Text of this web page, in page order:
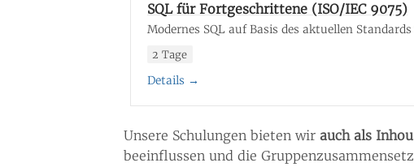
SQL für Fortgeschrittene (ISO/IEC 9075)
Modernes SQL auf Basis des aktuellen Standards
2 Tage
Details →
Unsere Schulungen bieten wir auch als
beeinflussen und die